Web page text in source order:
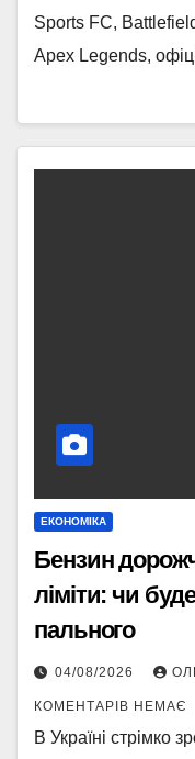
Sports FC,
Apex Legends,
ЕКОНОМІКА
Бензин
ліміти: чи
пального
04/08/2026
КОМЕНТАРІВ НЕМАЄ
В Україні стрімко